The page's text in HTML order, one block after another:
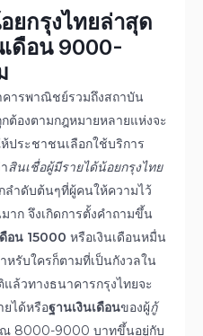
ยกรุงไทยล่าสุด
เดือน 9000-
ารพาณิชย์รวมถึงสถาบัน
ต้องตามกฎหมายหลายแห่งจะ
ประชาชนเลือกใช้บริการ
สินเชื่อผู้มีรายได้น้อยกรุงไทย
ลำดับต้นๆที่ผู้คนให้ความไว้
าก จึงเกิดการตั้งคำถามขึ้น
ดือน 15000 หรือเงินเดือนหมื่น
หรับใครก็ตามที่เป็นกังวลใน
ล้วทางธนาคารกรุงไทยจะ
ได้หรือฐานเงินเดือนของผู้กู้
ณ 8000-9000 บาทขึ้นอยู่กับ